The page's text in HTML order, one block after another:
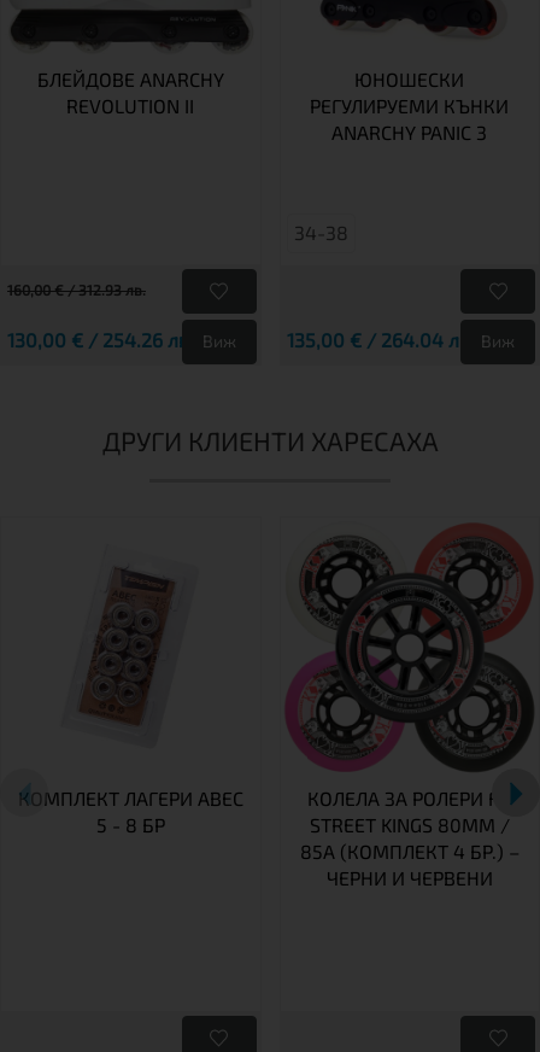
БЛЕЙДОВЕ ANARCHY
REVOLUTION II
160,00 € / 312.93 лв.
130,00 € / 254.26 лв. Виж
ЮНОШЕСКИ
РЕГУЛИРУЕМИ КЪНКИ
ANARCHY PANIC 3
34-38
135,00 € / 264.04 лв. Виж
ДРУГИ КЛИЕНТИ ХАРЕСАХА
КОМПЛЕКТ ЛАГЕРИ ABEC
5 - 8 БР
КОЛЕЛА ЗА РОЛЕРИ FR
STREET KINGS 80MM /
85A (КОМПЛЕКТ 4 БР.) –
ЧЕРНИ И ЧЕРВЕНИ